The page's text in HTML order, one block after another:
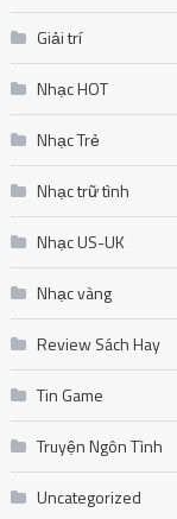
Giải trí
Nhạc HOT
Nhạc Trẻ
Nhạc trữ tình
Nhạc US-UK
Nhạc vàng
Review Sách Hay
Tin Game
Truyện Ngôn Tình
Uncategorized